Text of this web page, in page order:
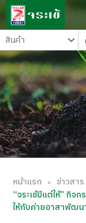
หน้าแรก ∘ ข่าวสาร
“จระเข้มีแต่ให้” กิ
ให้กับค่ายอาสาพัฒน